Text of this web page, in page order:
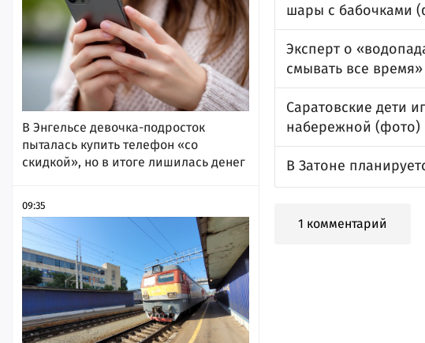
В Энгельсе девочка-подросток
пыталась купить телефон «со
скидкой», но в итоге лишилась денег
09:35
шары с бабочками
Эксперт о
смывать все время»
Саратовские дети
набережной (фото)
В Затоне
1 комментарий